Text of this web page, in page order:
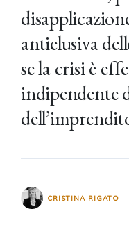
antielusiva
se la crisi è
indipendente
CRISTINA RIGATO